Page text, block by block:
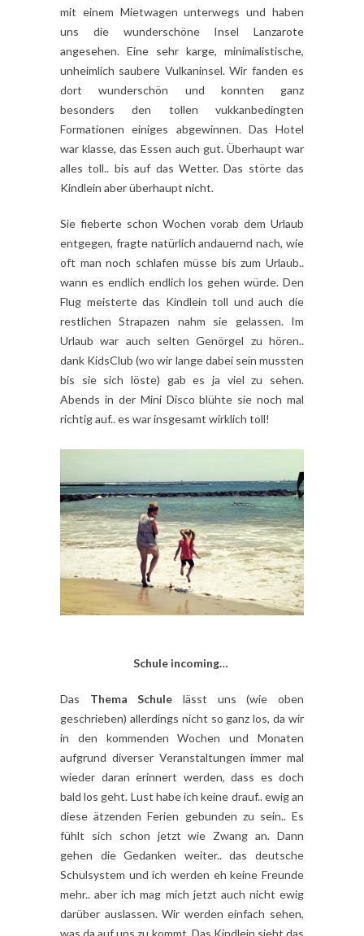
mit einem Mietwagen unterwegs und haben
uns die wunderschöne Insel Lanzarote
angesehen. Eine sehr karge, minimalistische,
unheimlich saubere Vulkaninsel. Wir fanden es
dort wunderschön und konnten ganz
besonders den tollen vukkanbedingten
Formationen einiges abgewinnen. Das Hotel
war klasse, das Essen auch gut. Überhaupt war
alles toll.. bis auf das Wetter. Das störte das
Kindlein aber überhaupt nicht.
Sie fieberte schon Wochen vorab dem Urlaub
entgegen, fragte natürlich andauernd nach, wie
oft man noch schlafen müsse bis zum Urlaub..
wann es endlich endlich los gehen würde. Den
Flug meisterte das Kindlein toll und auch die
restlichen Strapazen nahm sie gelassen. Im
Urlaub war auch selten Genörgel zu hören..
dank KidsClub (wo wir lange dabei sein mussten
bis sie sich löste) gab es ja viel zu sehen.
Abends in der Mini Disco blühte sie noch mal
richtig auf.. es war insgesamt wirklich toll!
Schule incoming…
Das Thema Schule lässt uns (wie oben
geschrieben) allerdings nicht so ganz los, da wir
in den kommenden Wochen und Monaten
aufgrund diverser Veranstaltungen immer mal
wieder daran erinnert werden, dass es doch
bald los geht. Lust habe ich keine drauf.. ewig an
diese ätzenden Ferien gebunden zu sein.. Es
fühlt sich schon jetzt wie Zwang an. Dann
gehen die Gedanken weiter.. das deutsche
Schulsystem und ich werden eh keine Freunde
mehr.. aber ich mag mich jetzt auch nicht ewig
darüber auslassen. Wir werden einfach sehen,
was da auf uns zu kommt. Das Kindlein sieht das